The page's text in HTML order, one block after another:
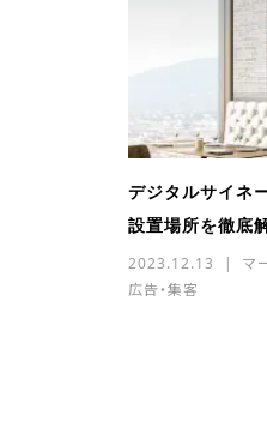
デジタルサイネ
設置場所を徹底
2023.12.13 マ
広告・集客